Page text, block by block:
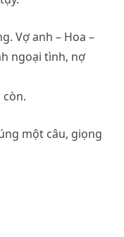
Vợ anh – Hoa –
ngoại tình, nợ
còn.
một câu, giọng